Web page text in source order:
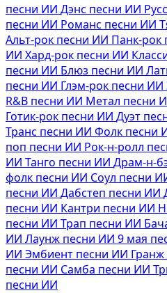
песни ИИ Дэнс песни ИИ
песни ИИ Романс песни ИИ
Альт-рок песни ИИ Панк-рок
ИИ Хард-рок песни ИИ
песни ИИ Блюз песни ИИ
песни ИИ Глэм-рок песни ИИ
R&B песни ИИ Метал песни
Готик-рок песни ИИ Дуэт
Транс песни ИИ Фолк песни
поп песни ИИ Рок-н-ролл
ИИ Танго песни ИИ Драм-н-
фолк песни ИИ Соул песни
песни ИИ Дабстеп песни ИИ
песни ИИ Кантри песни ИИ
песни ИИ Трап песни ИИ
ИИ Лаунж песни ИИ 9 мая
ИИ Эмбиент песни ИИ
песни ИИ Самба песни ИИ
песни ИИ